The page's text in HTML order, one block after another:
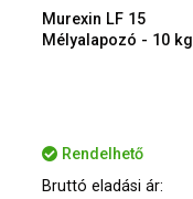
Murexin LF 15
Mélyalapozó - 10 kg
Rendelhető
Bruttó eladási ár: